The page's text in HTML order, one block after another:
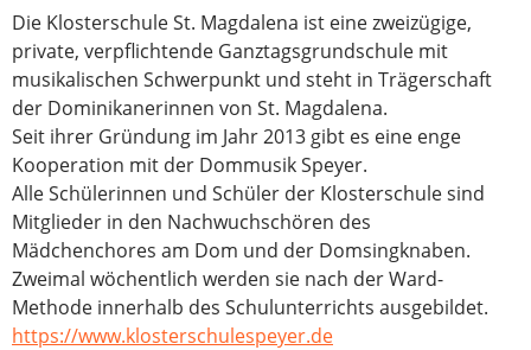
Die Klosterschule St. Magdalena ist eine zweizügige,
private, verpflichtende Ganztagsgrundschule mit
musikalischen Schwerpunkt und steht in Trägerschaft
der Dominikanerinnen von St. Magdalena.
Seit ihrer Gründung im Jahr 2013 gibt es eine enge
Kooperation mit der Dommusik Speyer.
Alle Schülerinnen und Schüler der Klosterschule sind
Mitglieder in den Nachwuchschören des
Mädchenchores am Dom und der Domsingknaben.
Zweimal wöchentlich werden sie nach der Ward-
Methode innerhalb des Schulunterrichts ausgebildet.
https://www.klosterschulespeyer.de